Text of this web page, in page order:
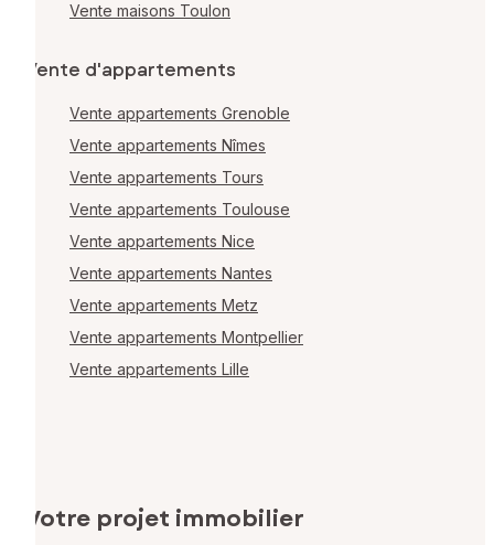
Vente maisons Toulon
Vente d'appartements
Vente appartements Grenoble
Vente appartements Nîmes
Vente appartements Tours
Vente appartements Toulouse
Vente appartements Nice
Vente appartements Nantes
Vente appartements Metz
Vente appartements Montpellier
Vente appartements Lille
Votre projet immobilier